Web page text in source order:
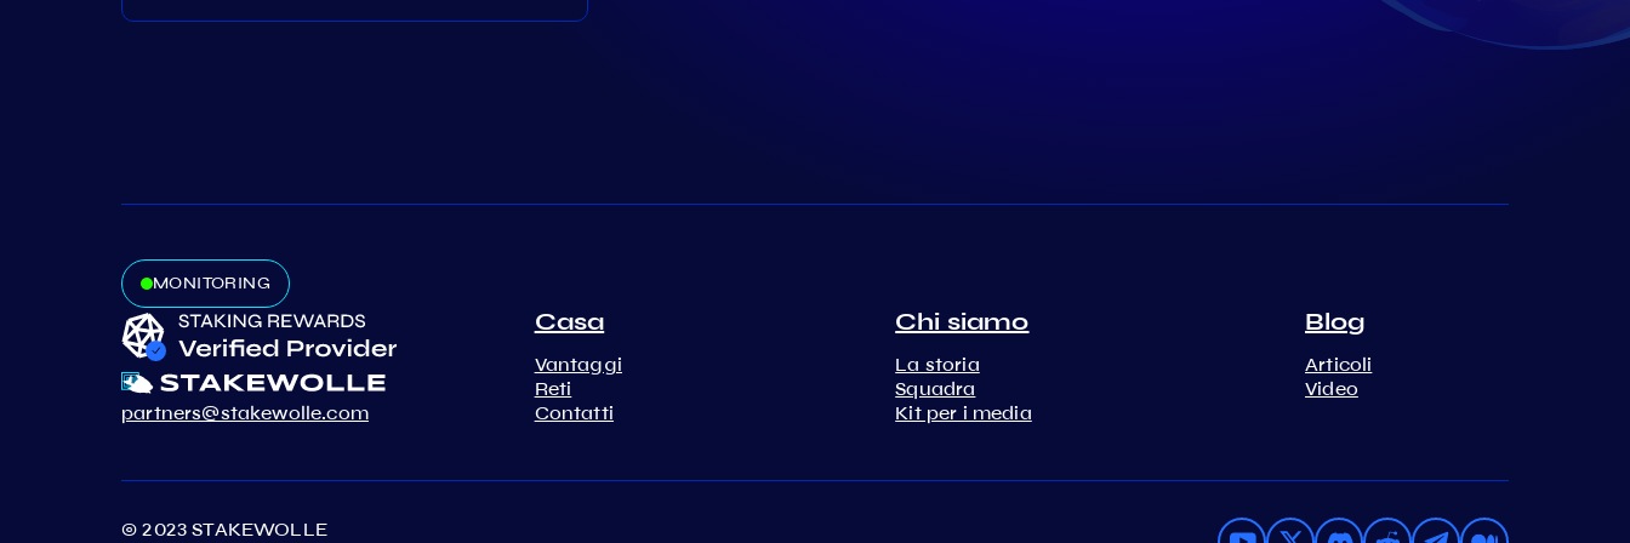
MONITORING
partners@stakewolle.com
Casa
Vantaggi
Reti
Contatti
Chi siamo
La storia
Squadra
Kit per i media
Blog
Articoli
Video
© 2023 STAKEWOLLE